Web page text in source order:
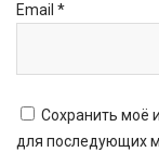
Email *
Сохранить моё
для последующих